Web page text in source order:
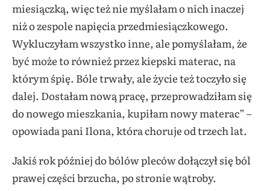
miesiączką, więc też nie myślałam o nich inaczej
niż o zespole napięcia przedmiesiączkowego.
Wykluczyłam wszystko inne, ale pomyślałam, że
być może to również przez kiepski materac, na
którym śpię. Bóle trwały, ale życie też toczyło się
dalej. Dostałam nową pracę, przeprowadziłam się
do nowego mieszkania, kupiłam nowy materac” –
opowiada pani Ilona, która choruje od trzech lat.
Jakiś rok później do bólów pleców dołączył się ból
prawej części brzucha, po stronie wątroby.